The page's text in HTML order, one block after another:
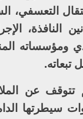
التعسفي،
النافذة،
ومؤسساته
تبعاته.
عن
سيطرتها